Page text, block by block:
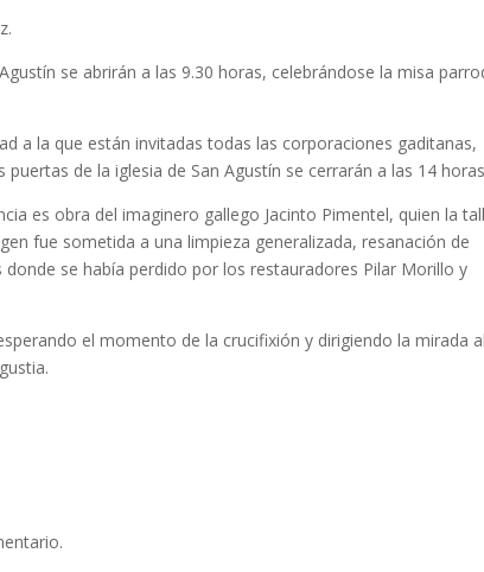
se abrirán a las 9.30 horas, celebrándose la misa
a la que están invitadas todas las corporaciones gaditanas,
de la iglesia de San Agustín se cerrarán a las 14
es obra del imaginero gallego Jacinto Pimentel, quien la
fue sometida a una limpieza generalizada, resanación de
se había perdido por los restauradores Pilar Morillo y
el momento de la crucifixión y dirigiendo la mirada al